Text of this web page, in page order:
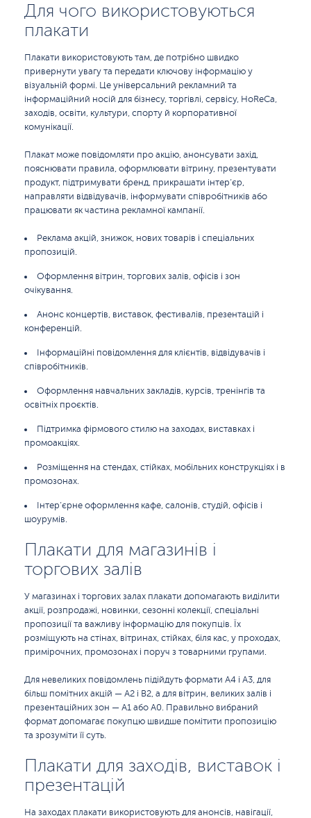
Для чого використовуються
плакати
Плакати використовують там, де потрібно швидко
привернути увагу та передати ключову інформацію у
візуальній формі. Це універсальний рекламний та
інформаційний носій для бізнесу, торгівлі, сервісу, HoReCa,
заходів, освіти, культури, спорту й корпоративної
комунікації.
Плакат може повідомляти про акцію, анонсувати захід,
пояснювати правила, оформлювати вітрину, презентувати
продукт, підтримувати бренд, прикрашати інтер’єр,
направляти відвідувачів, інформувати співробітників або
працювати як частина рекламної кампанії.
Реклама акцій, знижок, нових товарів і спеціальних
пропозицій.
Оформлення вітрин, торгових залів, офісів і зон
очікування.
Анонс концертів, виставок, фестивалів, презентацій і
конференцій.
Інформаційні повідомлення для клієнтів, відвідувачів і
співробітників.
Оформлення навчальних закладів, курсів, тренінгів та
освітніх проєктів.
Підтримка фірмового стилю на заходах, виставках і
промоакціях.
Розміщення на стендах, стійках, мобільних конструкціях і в
промозонах.
Інтер’єрне оформлення кафе, салонів, студій, офісів і
шоурумів.
Плакати для магазинів і
торгових залів
У магазинах і торгових залах плакати допомагають виділити
акції, розпродажі, новинки, сезонні колекції, спеціальні
пропозиції та важливу інформацію для покупців. Їх
розміщують на стінах, вітринах, стійках, біля кас, у проходах,
примірочних, промозонах і поруч з товарними групами.
Для невеликих повідомлень підійдуть формати А4 і А3, для
більш помітних акцій — А2 і B2, а для вітрин, великих залів і
презентаційних зон — А1 або А0. Правильно вибраний
формат допомагає покупцю швидше помітити пропозицію
та зрозуміти її суть.
Плакати для заходів, виставок і
презентацій
На заходах плакати використовують для анонсів, навігації,